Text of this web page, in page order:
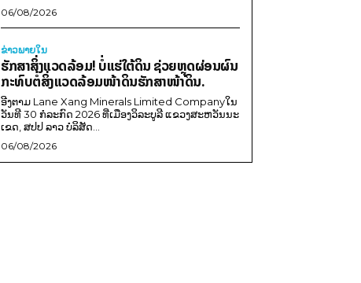
06/08/2026
ຂ່າວພາຍ​ໃນ
ຮັກສາສິ່ງແວດລ້ອມ! ບໍ່ແຮ່ໃຕ້ດິນ ຊ່ວຍຫຼຸດຜ່ອນຜົນ
ກະທົບຕໍ່ສິ່ງແວດລ້ອມໜ້າດິນຮັກສາໜ້າດິນ.
ອີງຕາມ Lane Xang Minerals Limited Companyໃນ
ວັນທີ 30 ກໍລະກົດ 2026 ທີ່ເມືອງວິລະບູລີ ແຂວງສະຫວັນນະ
ເຂດ, ສປປ ລາວ ບໍລິສັດ...
06/08/2026